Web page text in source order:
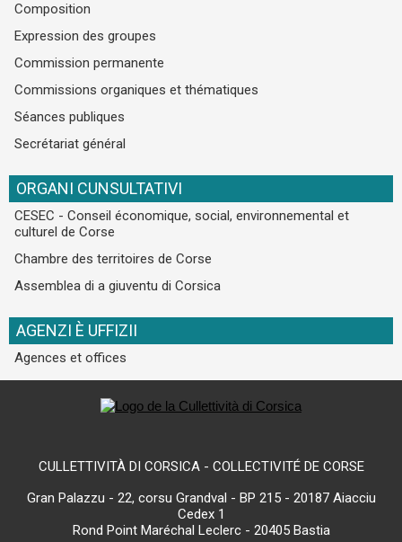
Composition
Expression des groupes
Commission permanente
Commissions organiques et thématiques
Séances publiques
Secrétariat général
ORGANI CUNSULTATIVI
CESEC - Conseil économique, social, environnemental et
culturel de Corse
Chambre des territoires de Corse
Assemblea di a giuventu di Corsica
AGENZI È UFFIZII
Agences et offices
CULLETTIVITÀ DI CORSICA - COLLECTIVITÉ DE CORSE
Gran Palazzu - 22, corsu Grandval - BP 215 - 20187 Aiacciu
Cedex 1
Rond Point Maréchal Leclerc - 20405 Bastia